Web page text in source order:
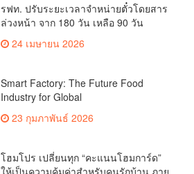
รฟท. ปรับระยะเวลาจำหน่ายตั๋วโดยสาร
ล่วงหน้า จาก 180 วัน เหลือ 90 วัน
บวน เพิ่มโอกาสในการเข้าถึงบริการของ
ใช้สิทธิ
24 เมษายน 2026
Smart Factory: The Future Food
Industry for Global
Competitivenessโรงงานอัจฉริยะ พลิก
โฉมอุตสาหกรรมอาหารไทยสู่เวทีโลก
23 กุมภาพันธ์ 2026
โฮมโปร เปลี่ยนทุก “คะแนนโฮมการ์ด”